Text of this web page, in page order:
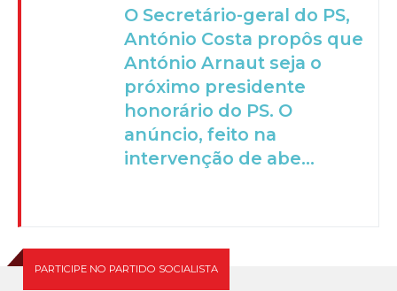
O Secretário-geral do PS,
António Costa propôs que
António Arnaut seja o
próximo presidente
honorário do PS. O
anúncio, feito na
intervenção de abe...
PARTICIPE NO PARTIDO SOCIALISTA